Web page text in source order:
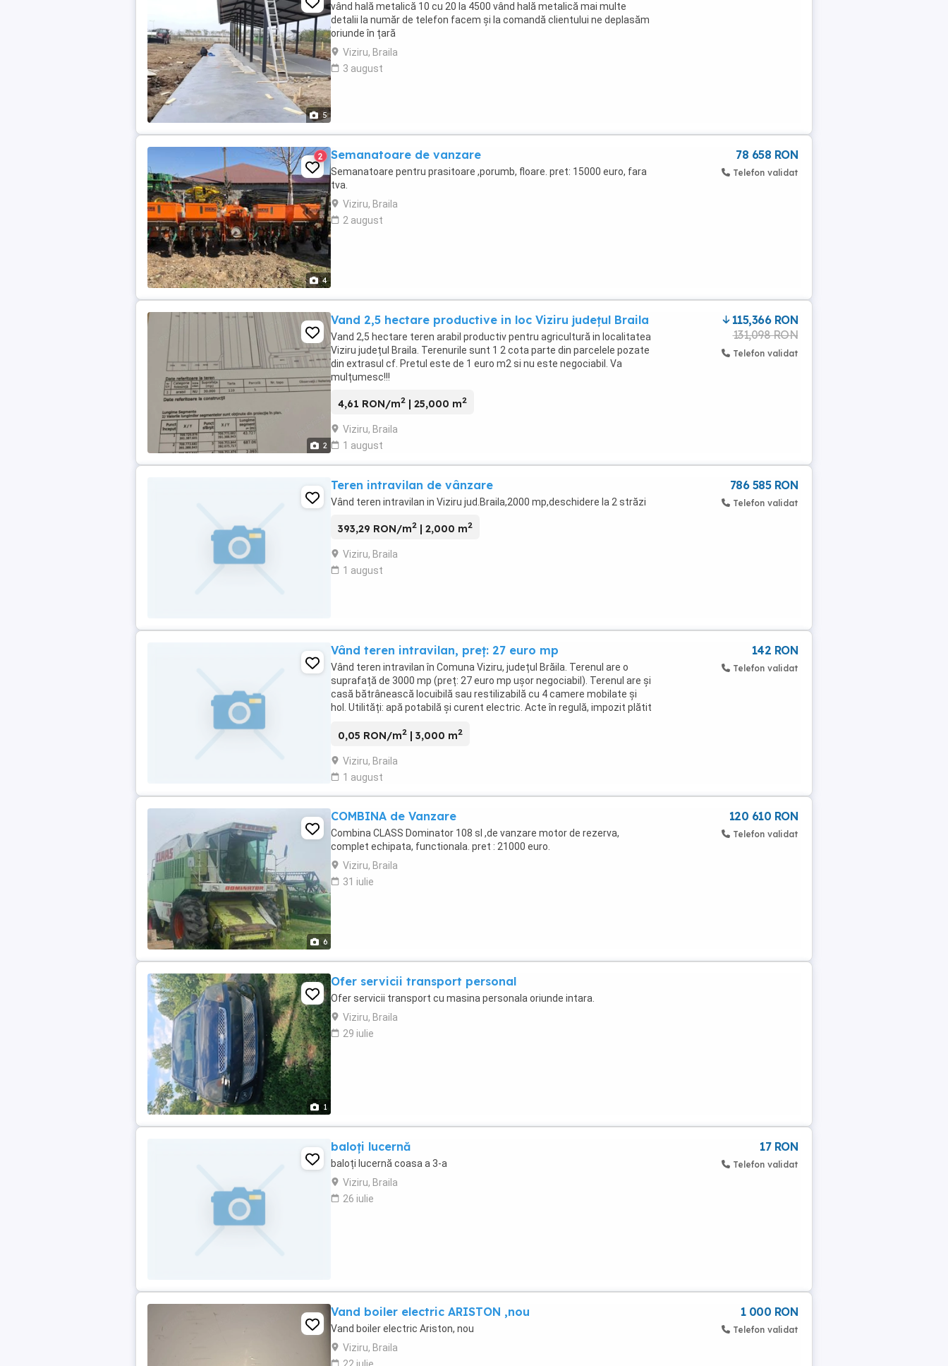
5
vând hală metalică 10 cu 20 la 4500 vând hală metalică mai multe
detalii la număr de telefon facem și la comandă clientului ne deplasăm
oriunde în țară
Viziru, Braila
3 august
4
2 Semanatoare de vanzare
Semanatoare pentru prasitoare ,porumb, floare. pret: 15000 euro, fara
tva.
Viziru, Braila
2 august
78 658 RON
Telefon validat
2
Vand 2,5 hectare productive in loc Viziru județul Braila
Vand 2,5 hectare teren arabil productiv pentru agricultură in localitatea
Viziru județul Braila. Terenurile sunt 1 2 cota parte din parcelele pozate
din extrasul cf. Pretul este de 1 euro m2 si nu este negociabil. Va
mulțumesc!!!
4,61 RON/m2 | 25,000 m2
Viziru, Braila
1 august
115,366 RON
131,098 RON
Telefon validat
Teren intravilan de vânzare
Vând teren intravilan in Viziru jud.Braila,2000 mp,deschidere la 2 străzi
393,29 RON/m2 | 2,000 m2
Viziru, Braila
1 august
786 585 RON
Telefon validat
Vând teren intravilan, preț: 27 euro mp
Vând teren intravilan în Comuna Viziru, județul Brăila. Terenul are o
suprafață de 3000 mp (preț: 27 euro mp ușor negociabil). Terenul are și
casă bătrânească locuibilă sau restilizabilă cu 4 camere mobilate și
hol. Utilități: apă potabilă și curent electric. Acte în regulă, impozit plătit
0,05 RON/m2 | 3,000 m2
Viziru, Braila
1 august
142 RON
Telefon validat
6
COMBINA de Vanzare
Combina CLASS Dominator 108 sl ,de vanzare motor de rezerva,
complet echipata, functionala. pret : 21000 euro.
Viziru, Braila
31 iulie
120 610 RON
Telefon validat
1
Ofer servicii transport personal
Ofer servicii transport cu masina personala oriunde intara.
Viziru, Braila
29 iulie
baloți lucernă
baloți lucernă coasa a 3-a
Viziru, Braila
26 iulie
17 RON
Telefon validat
Vand boiler electric ARISTON ,nou
Vand boiler electric Ariston, nou
Viziru, Braila
22 iulie
1 000 RON
Telefon validat